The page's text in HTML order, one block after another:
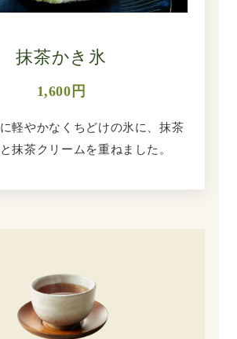
抹茶かき氷
1,600円
軽やかなくちどけの氷に、抹茶
抹茶クリームを重ねました。